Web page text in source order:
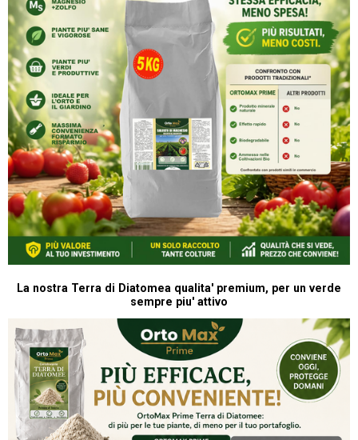
La nostra Terra di Diatomea qualita' premium, per un verde
sempre piu' attivo